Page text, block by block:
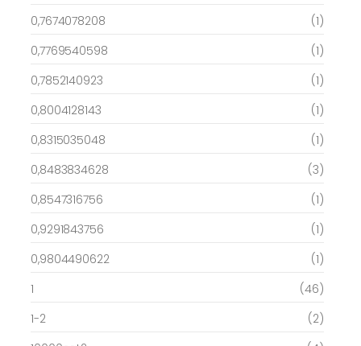
0,7674078208
(1)
0,7769540598
(1)
0,7852140923
(1)
0,8004128143
(1)
0,8315035048
(1)
0,8483834628
(3)
0,8547316756
(1)
0,9291843756
(1)
0,9804490622
(1)
1
(46)
1-2
(2)